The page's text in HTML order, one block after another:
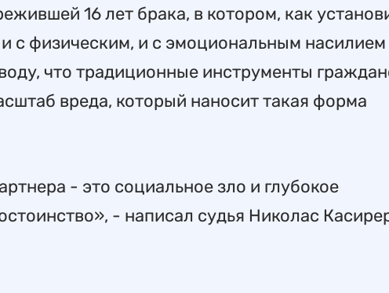
16 лет брака, в котором, как
с физическим, и с эмоциональным насилием
что традиционные инструменты
вреда, который наносит такая форма
- это социальное зло и глубокое
- написал судья Николас